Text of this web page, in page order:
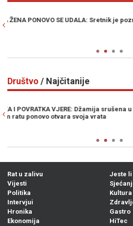
PODMUKLE NAMJERE: Novinarku BN
Društvo / Najčitanije
CURE DETALJI DRAME U AUSTRIJI:
iz Bosne i Hercegovine, ostao je bez
Rat u zalivu
Vijesti
Politika
Intervjui
Hronika
Ekonomija
Jeste
Kultura
Gastro
HiTec